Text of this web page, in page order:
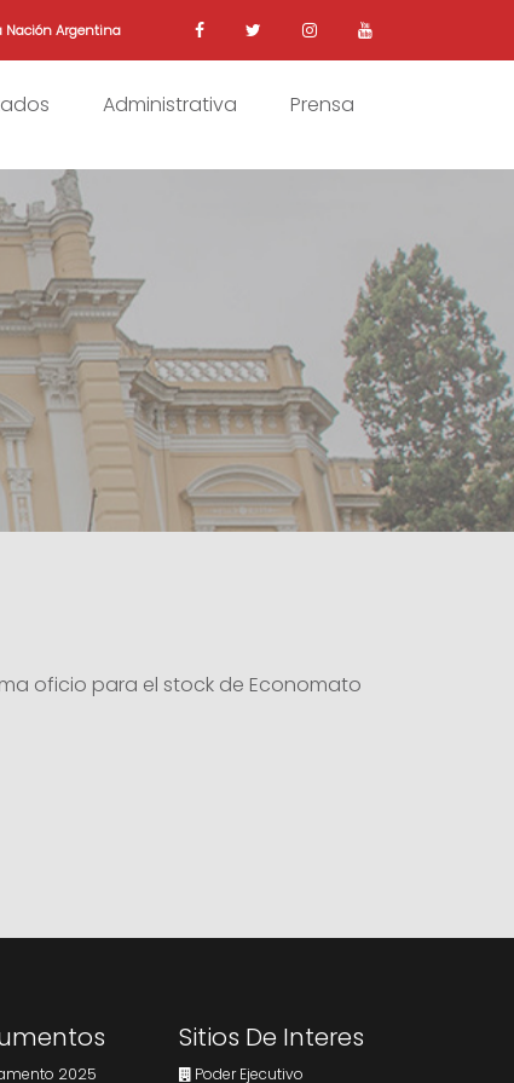
Nación Argentina
Administrativa Prensa
oficio para el stock de Economato
2025
Sitios De Interes
Poder Ejecutivo